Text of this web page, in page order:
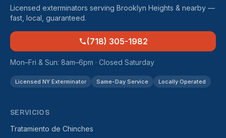
Licensed exterminators serving Brooklyn Heights & nearby —
fast, local, guaranteed.
(718) 305-1982
Mon–Fri & Sun: 8am–6pm · Closed Saturday
Licensed NY Exterminator Same-Day Service Locally Operated
SERVICIOS
Tratamiento de Chinches